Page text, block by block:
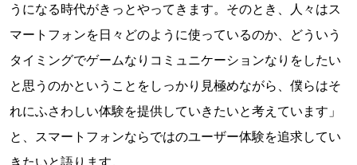
うになる時代がきっとやってきます。そのとき、人々はス
マートフォンを日々どのように使っているのか、どういう
タイミングでゲームなりコミュニケーションなりをしたい
と思うのかということをしっかり見極めながら、僕らはそ
れにふさわしい体験を提供していきたいと考えています」
と、スマートフォンならではのユーザー体験を追求してい
きたいと語ります。